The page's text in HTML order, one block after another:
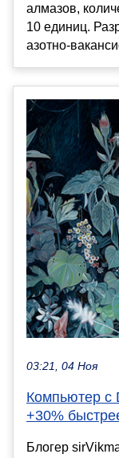
алмазов,
10 единиц.
азотно-
03:21, 04 Ноя
Компьютер с
+30%
Блогер